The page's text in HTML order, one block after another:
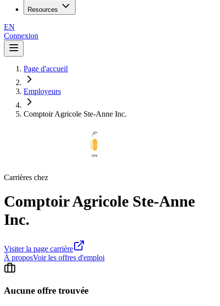
Resources
EN
Connexion
Page d'accueil
Employeurs
Comptoir Agricole Ste-Anne Inc.
Carrières chez
Comptoir Agricole Ste-Anne
Inc.
Visiter la page carrière
À proposVoir les offres d'emploi
Aucune offre trouvée